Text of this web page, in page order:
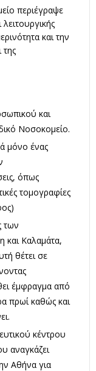
περιέγραψε
και την
της
και
Νοσοκομείο.
μόνο ένας
όπως
τομογραφίες
των
και Καλαμάτα,
θέτει σε
έμφραγμα από
πρωί καθώς και
κέντρου
αναγκάζει
Αθήνα για